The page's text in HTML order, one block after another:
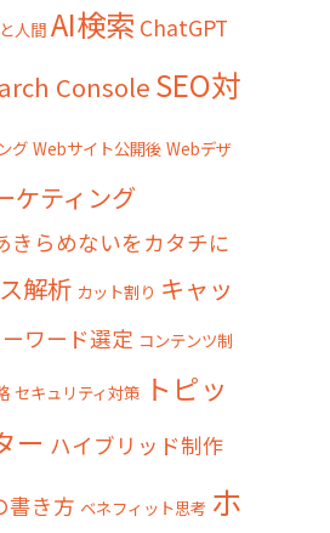
人間AI検索 ChatGPT
Console SEO対
グ Webサイト公開後 Webデザ
ケティング
きらめないをカタチに
解析 カット割り キャッ
ワード選定 コンテンツ制
セキュリティ対策 トピッ
ー ハイブリッド制作
書き方 ベネフィット思考 ホ